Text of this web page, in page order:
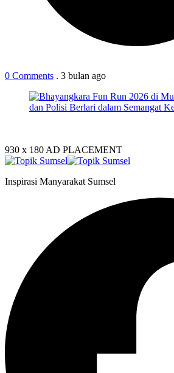
0 Comments . 3 bulan ago
930 x 180 AD PLACEMENT
Inspirasi Manyarakat Sumsel